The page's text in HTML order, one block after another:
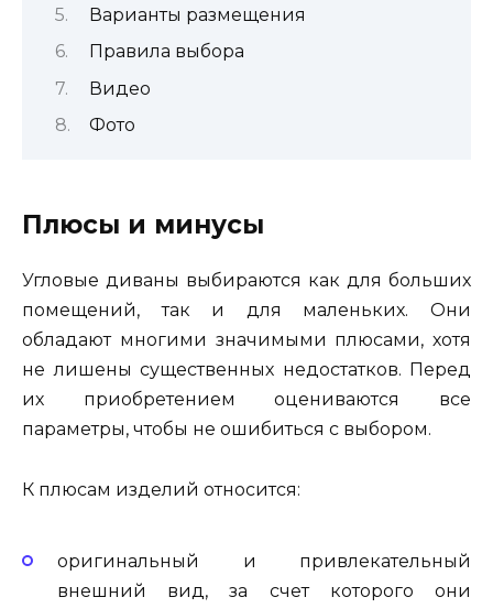
Варианты размещения
Правила выбора
Видео
Фото
Плюсы и минусы
Угловые диваны выбираются как для больших
помещений, так и для маленьких. Они
обладают многими значимыми плюсами, хотя
не лишены существенных недостатков. Перед
их приобретением оцениваются все
параметры, чтобы не ошибиться с выбором.
К плюсам изделий относится:
оригинальный и привлекательный
внешний вид, за счет которого они